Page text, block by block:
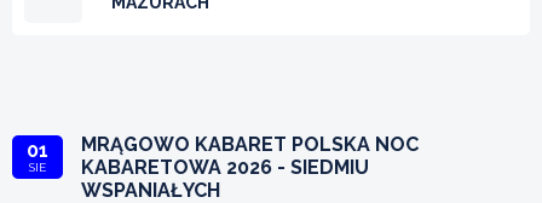
01
SIE
MRĄGOWO KABARET POLSKA NOC
KABARETOWA 2026 - SIEDMIU
WSPANIAŁYCH